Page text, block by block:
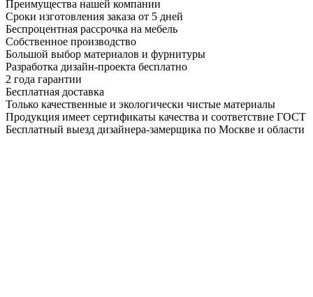
Преимущества нашей компании
Сроки изготовления заказа от 5 дней
Беспроцентная рассрочка на мебель
Собственное производство
Большой выбор материалов и фурнитуры
Разработка дизайн-проекта бесплатно
2 года гарантии
Бесплатная доставка
Только качественные и экологически чистые материалы
Продукция имеет сертификаты качества и соответствие ГОСТ
Бесплатный выезд дизайнера-замерщика по Москве и области